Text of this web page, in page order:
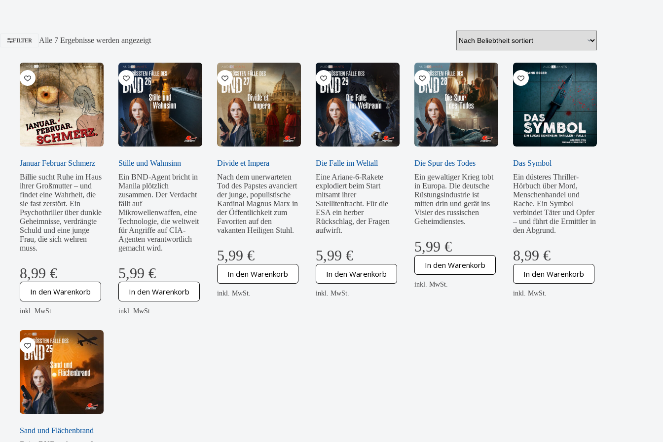
FILTER Alle 7 Ergebnisse werden angezeigtNach
Januar Februar Schmerz
Billie sucht Ruhe im Haus
ihrer Großmutter – und
findet eine Wahrheit, die
sie fast zerstört. Ein
Psychothriller über dunkle
Geheimnisse, verdrängte
Schuld und eine junge
Frau, die sich wehren
muss.
8,99 €
In den Warenkorb
inkl. MwSt.
Stille und Wahnsinn
Ein BND-Agent bricht in
Manila plötzlich
zusammen. Der Verdacht
fällt auf
Mikrowellenwaffen, eine
Technologie, die weltweit
für Angriffe auf CIA-
Agenten verantwortlich
gemacht wird.
5,99 €
In den Warenkorb
inkl. MwSt.
Divide et Impera
Nach dem unerwarteten
Tod des Papstes avanciert
der junge, populistische
Kardinal Magnus Marx in
der Öffentlichkeit zum
Favoriten auf den
vakanten Heiligen Stuhl.
5,99 €
In den Warenkorb
inkl. MwSt.
Die Falle im Weltall
Eine Ariane-6-Rakete
explodiert beim Start
mitsamt ihrer
Satellitenfracht. Für die
ESA ein herber
Rückschlag, der Fragen
aufwirft.
5,99 €
In den Warenkorb
inkl. MwSt.
Die Spur des Todes
Ein gewaltiger Krieg tobt
in Europa. Die deutsche
Rüstungsindustrie ist
mitten drin und gerät ins
Visier des russischen
Geheimdienstes.
5,99 €
In den Warenkorb
inkl. MwSt.
Das Symbol
Ein düsteres Thriller-
Hörbuch über Mord,
Menschenhandel und
Rache. Ein Symbol
verbindet Täter und Opfer
– und führt die Ermittler in
den Abgrund.
8,99 €
In den Warenkorb
inkl. MwSt.
Sand und Flächenbrand